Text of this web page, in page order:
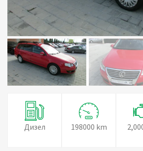
Дизел 198000 km